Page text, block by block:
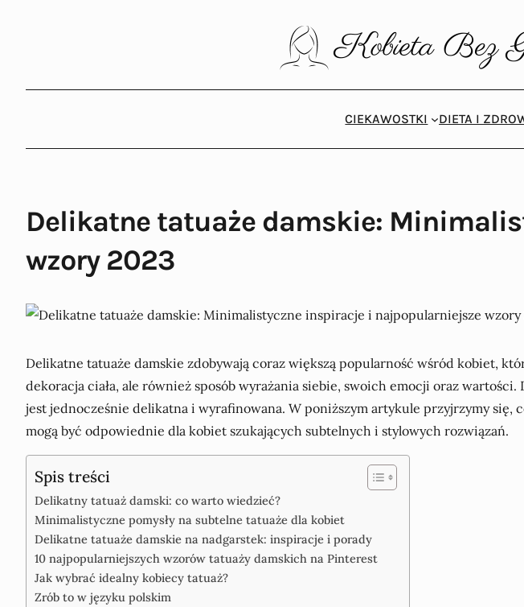
CIEKAWOSTKI DIETA I
Delikatne tatuaże damskie:
wzory 2023
Delikatne tatuaże damskie zdobywają coraz większą popularność wśród kobiet,
dekoracja ciała, ale również sposób wyrażania siebie, swoich emocji oraz
jest jednocześnie delikatna i wyrafinowana. W poniższym artykule przyjrzymy
mogą być odpowiednie dla kobiet szukających subtelnych i stylowych rozwiązań.
Spis treści
Delikatny tatuaż damski: co warto wiedzieć?
Minimalistyczne pomysły na subtelne tatuaże dla kobiet
Delikatne tatuaże damskie na nadgarstek: inspiracje i porady
10 najpopularniejszych wzorów tatuaży damskich na Pinterest
Jak wybrać idealny kobiecy tatuaż?
Zrób to w języku polskim